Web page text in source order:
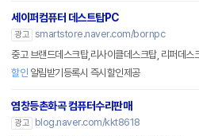
세이퍼컴퓨터 데스트탑PC
광고 smartstore.naver.com/bornpc
중고 브랜드데스크탑,리사이클데스크탑, 리퍼데스
할인 알림받기등록시 즉시할인제공
염창등촌화곡 컴퓨터수리판매
광고
blog.naver.com/kkt8618